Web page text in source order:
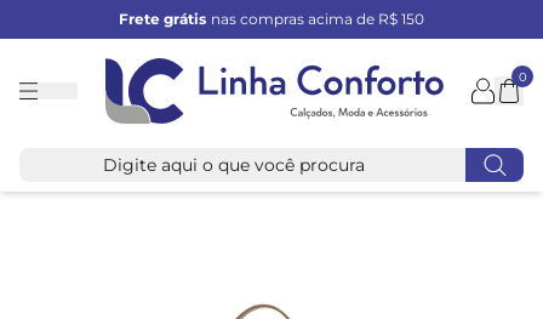
Frete grátis nas compras acima de R$ 150
Linha
0